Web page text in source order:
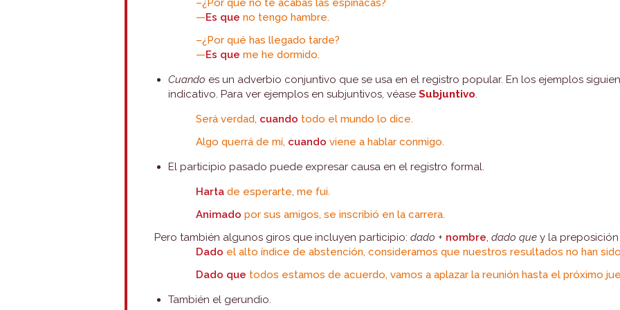
–¿Por qué no te acabas las espinacas?
—Es que no tengo hambre.
–¿Por qué has llegado tarde?
—Es que me he dormido.
Cuando es un adverbio conjuntivo que se usa en el registro popular. En los ejemplos
indicativo. Para ver ejemplos en subjuntivos, véaseSubjuntivo.
Será verdad, cuando todo el mundo lo dice.
Algo querrá de mí, cuando viene a hablar conmigo.
El participio pasado puede expresar causa en el registro formal.
Hartade esperarte, me fui.
Animado por sus amigos, se inscribió en la carrera.
Pero también algunos giros que incluyen participio:dado + nombre,dado que y la
Dado el alto índice de abstención, consideramos que nuestros resultados no han
Dado que todos estamos de acuerdo, vamos a aplazar la reunión hasta el próximo
También el gerundio.